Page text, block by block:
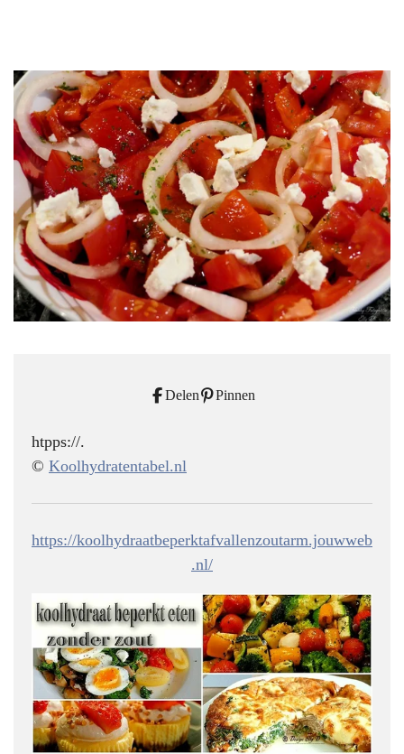
Delen Pinnen
htpps://.
© Koolhydratentabel.nl
https://koolhydraatbeperktafvallenzoutarm.jouwweb
.nl/